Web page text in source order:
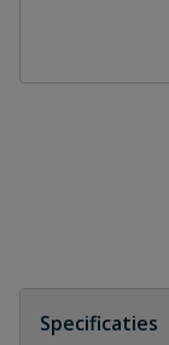
Specificaties